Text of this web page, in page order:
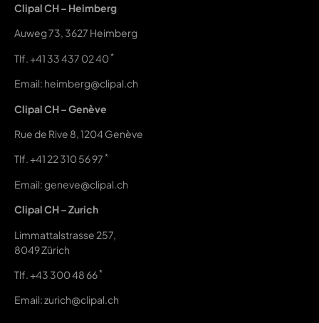
Clipal CH – Heimberg
Auweg 73, 3627 Heimberg
Tlf.+41 33 437 02 40*
Email: heimberg@clipal.ch
Clipal CH – Genève
Rue de Rive 8, 1204 Genève
Tlf.+41 22 310 56 97 *
Email: geneve@clipal.ch
Clipal CH – Zurich
Limmattalstrasse 257,
8049 Zürich
Tlf.+43 300 48 66*
Email: zurich@clipal.ch